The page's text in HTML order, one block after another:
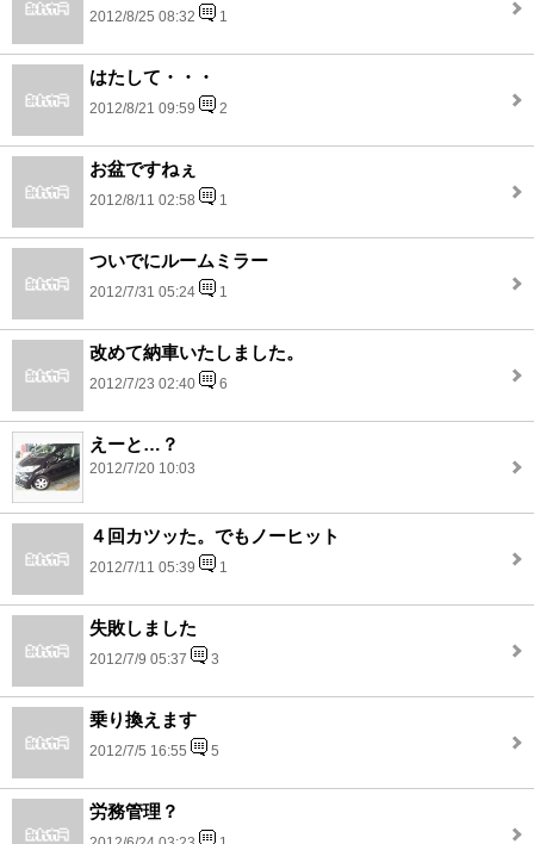
2012/8/25 08:32 1
はたして・・・
2012/8/21 09:59 2
お盆ですねぇ
2012/8/11 02:58 1
ついでにルームミラー
2012/7/31 05:24 1
改めて納車いたしました。
2012/7/23 02:40 6
えーと…？
2012/7/20 10:03
４回カツッた。でもノーヒット
2012/7/11 05:39 1
失敗しました
2012/7/9 05:37 3
乗り換えます
2012/7/5 16:55 5
労務管理？